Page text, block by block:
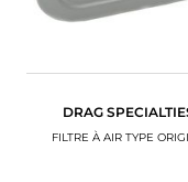
DRAG
FILTRE À AIR TYPE